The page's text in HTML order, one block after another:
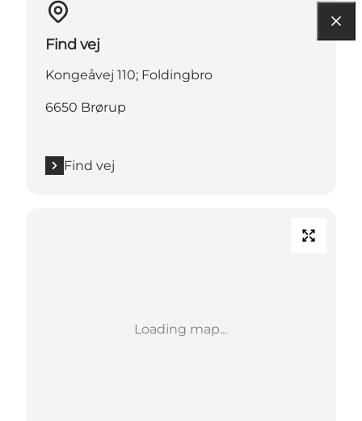
Find vej
Kongeåvej 110; Foldingbro
6650 Brørup
Find vej
Loading map...